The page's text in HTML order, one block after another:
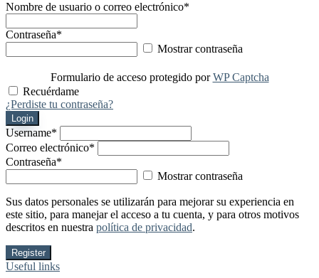
Nombre de usuario o correo electrónico*
Contraseña*
Mostrar contraseña
Formulario de acceso protegido porWP Captcha
Recuérdame
¿Perdiste tu contraseña?
Login
Username*
Correo electrónico*
Contraseña*
Mostrar contraseña
Sus datos personales se utilizarán para mejorar su experiencia en
este sitio, para manejar el acceso a tu cuenta, y para otros motivos
descritos en nuestra política de privacidad.
Register
Useful links